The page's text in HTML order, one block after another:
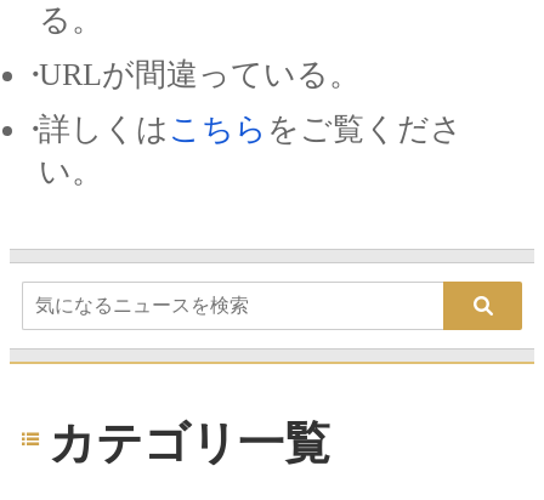
る。
URLが間違っている。
詳しくは こちら をご覧くださ
い。
カテゴリ一覧